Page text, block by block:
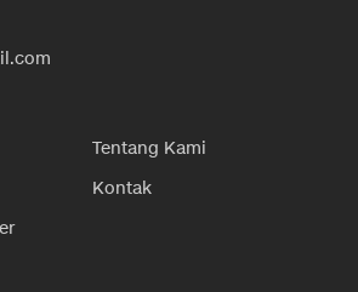
Tentang Kami
Kontak